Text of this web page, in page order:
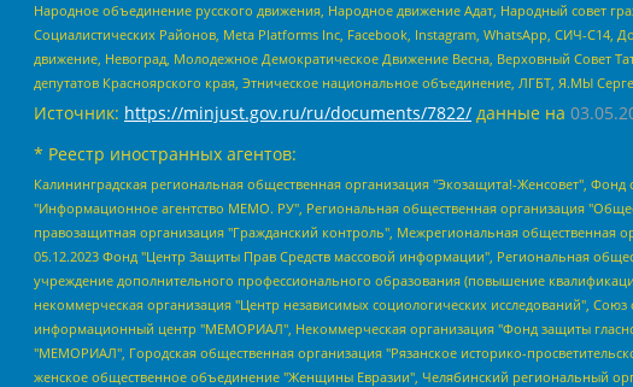
Народное объединение русского движения, Народное движение Адат, Народный совет
Социалистических Районов, Meta Platforms Inc, Facebook, Instagram, WhatsApp, СИЧ-С14,
движение, Невоград, Молодежное Демократическое Движение Весна, Верховный Совет
депутатов Красноярского края, Этническое национальное объединение, ЛГБТ, Я.МЫ
Источник: https://minjust.gov.ru/ru/documents/7822/ данные на
* Реестр иностранных агентов:
Калининградская региональная общественная организация "Экозащита!-Женсовет", Фонд содействия защите прав и свобод граждан "Общественный вердикт", Фонд "Институт Развития Свободы Информации", Частное учреждение "Информационное агентство МЕМО. РУ", Региональная общественная организация "Общественная комиссия по сохранению наследия академика Сахарова", Фонд поддержки свободы прессы, Санкт-Петербургская общественная правозащитная организация "Гражданский контроль", Межрегиональная общественная организация "Информационно-просветительский центр "Мемориал", Региональный Фонд "Центр Защиты Прав Средств Массовой Информации", с 05.12.2023 Фонд "Центр Защиты Прав Средств массовой информации", Региональная общественная благотворительная организация помощи беженцам и мигрантам "Гражданское содействие", Негосударственное образовательное учреждение дополнительного профессионального образования (повышение квалификации) специалистов "АКАДЕМИЯ ПО ПРАВАМ ЧЕЛОВЕКА", Свердловская региональная общественная организация "Сутяжник", Автономная некоммерческая организация "Центр независимых социологических исследований", Союз общественных объединений "Российский исследовательский центр по правам человека", Региональное общественное учреждение научно-информационный центр "МЕМОРИАЛ", Некоммерческая организация "Фонд защиты гласности", Автономная некоммерческая организация "Институт прав человека", Городская общественная организация "Екатеринбургское общество "МЕМОРИАЛ", Городская общественная организация "Рязанское историко-просветительское и правозащитное общество "Мемориал" (Рязанский Мемориал), Челябинский региональный орган общественной самодеятельности – женское общественное объединение "Женщины Евразии", Челябинский региональный орган общественной самодеятельности "Уральская правозащитная группа", Фонд содействия защите здоровья и социальной справедливости имени Андрея Рылькова, Автономная Некоммерческая Организация "Аналитический Центр Юрия Левады", Автономная некоммерческая организация социальной поддержки населения "Проект Апрель", Региональная общественная организация помощи женщинам и детям, находящимся в кризисной ситуации "Информационно-методический центр "Анна", Фонд содействия развитию массовых коммуникаций и правовому просвещению "Так-так-Так", Фонд содействия устойчивому развитию "Серебряная тайга", Свердловский региональный общественный фонд социальных проектов "Новое время", "Idel.Реалии", Кавказ.Реалии, Крым.Реалии, Телеканал Настоящее Время, Татаро-башкирская служба Радио Свобода (Azatliq Radiosi), Радио Свободная Европа/Радио Свобода (PCE/PC), "Сибирь.Реалии", "Фактограф", Благотворительный фонд помощи осужденным и их семьям, Автономная некоммерческая организация "Институт глобализации и социальных движений", Фонд "В защиту прав заключенных", Частное учреждение "Центр поддержки и содействия развитию средств массовой информации", Пензенский региональный общественный благотворительный фонд "Гражданский союз", "Север.Реалии", Некоммерческая организация Фонд "Правовая инициатива", Общество с ограниченной ответственностью "Радио Свободная Европа/Радио Свобода", Чешское информационное агентство "MEDIUM-ORIENT", Красноярская региональная общественная организация "Мы против СПИДа", Камалягин Денис Николаевич, Маркелов Сергей Евгеньевич, Пономарев Лев Александрович, Савицкая Людмила Алексеевна, Автономная некоммерческая организация "Центр по работе с проблемой насилия "НАСИЛИЮ.НЕТ", Межрегиональный профессиональный союз работников здравоохранения "Альянс врачей", Юридическое лицо, зарегистрированное в Латвийской Республике, SIA "Medusa Project" (регистрационный номер 40103797863, дата регистрации 10.06.2014), Некоммерческая организация "Фонд по борьбе с коррупцией", Автономная некоммерческая организация "Институт права и публичной политики", Баданин Роман Сергеевич, Гликин